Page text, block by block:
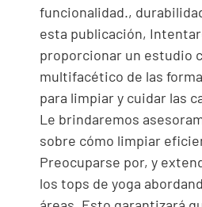
funcionalidad.,
esta publicación,
proporcionar un estudio
multifacético de las
para limpiar y cuidar las
Le brindaremos
sobre cómo limpiar
Preocuparse por, y
los tops de yoga